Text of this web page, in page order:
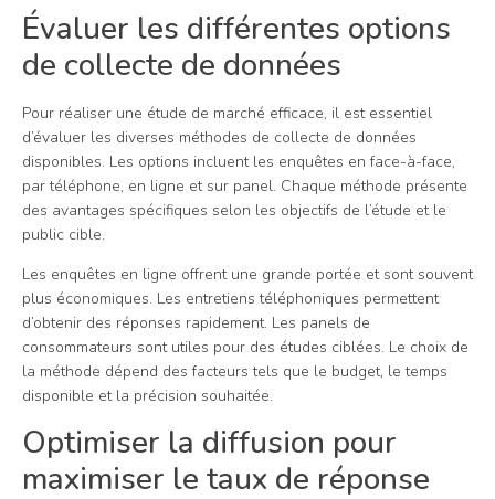
Évaluer les différentes options
de collecte de données
Pour réaliser une étude de marché efficace, il est essentiel
d’évaluer les diverses méthodes de collecte de données
disponibles. Les options incluent les enquêtes en face-à-face,
par téléphone, en ligne et sur panel. Chaque méthode présente
des avantages spécifiques selon les objectifs de l’étude et le
public cible.
Les enquêtes en ligne offrent une grande portée et sont souvent
plus économiques. Les entretiens téléphoniques permettent
d’obtenir des réponses rapidement. Les panels de
consommateurs sont utiles pour des études ciblées. Le choix de
la méthode dépend des facteurs tels que le budget, le temps
disponible et la précision souhaitée.
Optimiser la diffusion pour
maximiser le taux de réponse